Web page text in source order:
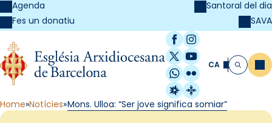
Agenda
Fes un donatiu
Santoral del dia
SAVA
Facebook
Instagram
X / Twitter
YouTube
WhatsApp
Flickr
Radio Estel
Catalunya
CA Cerca
Home Notícies Mons. Ulloa: “Ser jove significa somiar”